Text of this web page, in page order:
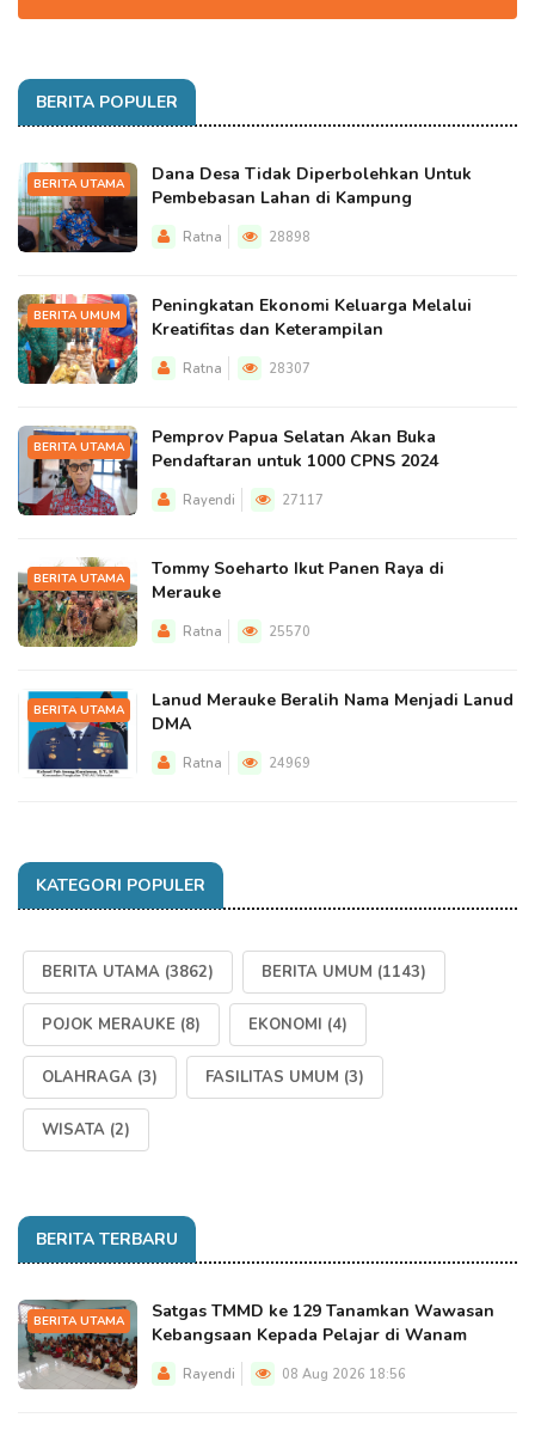
BERITA POPULER
BERITA UTAMA
Dana Desa Tidak Diperbolehkan Untuk
Pembebasan Lahan di Kampung
Ratna 28898
BERITA UMUM
Peningkatan Ekonomi Keluarga Melalui
Kreatifitas dan Keterampilan
Ratna 28307
BERITA UTAMA
Pemprov Papua Selatan Akan Buka
Pendaftaran untuk 1000 CPNS 2024
Rayendi 27117
BERITA UTAMA
Tommy Soeharto Ikut Panen Raya di
Merauke
Ratna 25570
BERITA UTAMA
Lanud Merauke Beralih Nama Menjadi Lanud
DMA
Ratna 24969
KATEGORI POPULER
BERITA UTAMA (3862) BERITA UMUM (1143)
POJOK MERAUKE (8) EKONOMI (4)
OLAHRAGA (3) FASILITAS UMUM (3)
WISATA (2)
BERITA TERBARU
BERITA UTAMA
Satgas TMMD ke 129 Tanamkan Wawasan
Kebangsaan Kepada Pelajar di Wanam
Rayendi 08 Aug 2026 18:56